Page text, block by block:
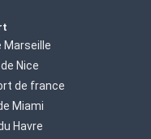
Marseille
Nice
de france
Miami
Havre